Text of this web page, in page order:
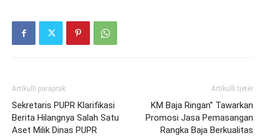
Artikulli paraprak
Sekretaris PUPR Klarifikasi
Berita Hilangnya Salah Satu
Aset Milik Dinas PUPR
Artikulli tjetër
KM Baja Ringan” Tawarkan
Promosi Jasa Pemasangan
Rangka Baja Berkualitas